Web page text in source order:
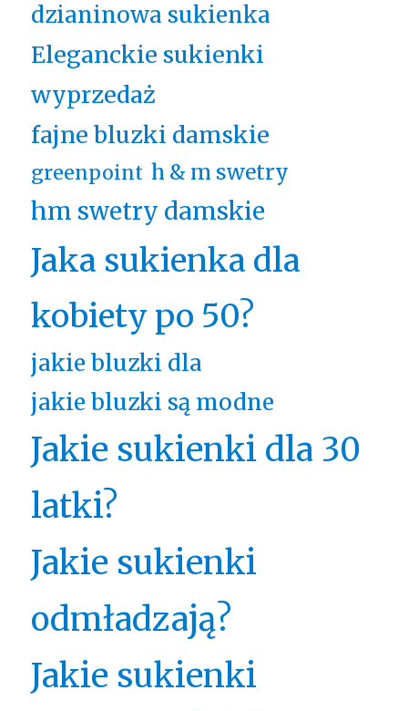
dzianinowa sukienka
Eleganckie sukienki
wyprzedaż
fajne bluzki damskie
greenpoint h & m swetry
hm swetry damskie
Jaka sukienka dla
kobiety po 50?
jakie bluzki dla
jakie bluzki są modne
Jakie sukienki dla 30
latki?
Jakie sukienki
odmładzają?
Jakie sukienki